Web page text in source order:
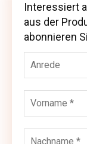
Interessiert
aus der
Sie unseren
Interessiert
aus der
abonnieren